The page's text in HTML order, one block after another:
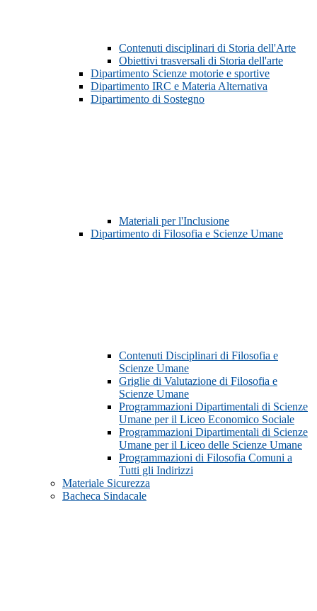
Contenuti disciplinari di Storia dell'Arte
Obiettivi trasversali di Storia dell'arte
Dipartimento Scienze motorie e sportive
Dipartimento IRC e Materia Alternativa
Dipartimento di Sostegno
Materiali per l'Inclusione
Dipartimento di Filosofia e Scienze Umane
Contenuti Disciplinari di Filosofia e
Scienze Umane
Griglie di Valutazione di Filosofia e
Scienze Umane
Programmazioni Dipartimentali di Scienze
Umane per il Liceo Economico Sociale
Programmazioni Dipartimentali di Scienze
Umane per il Liceo delle Scienze Umane
Programmazioni di Filosofia Comuni a
Tutti gli Indirizzi
Materiale Sicurezza
Bacheca Sindacale